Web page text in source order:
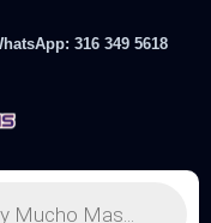
316 349 5618